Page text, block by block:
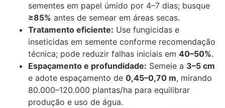
sementes em papel úmido por 4–7 dias; busque
≥85% antes de semear em áreas secas.
Tratamento eficiente: Use fungicidas e
inseticidas em semente conforme recomendação
técnica; pode reduzir falhas iniciais em 40–50%.
Espaçamento e profundidade: Semeie a 3–5 cm
e adote espaçamento de 0,45–0,70 m, mirando
80.000–120.000 plantas/ha para equilibrar
produção e uso de água.